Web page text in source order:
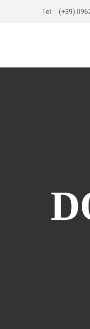
Tel.: (+39)